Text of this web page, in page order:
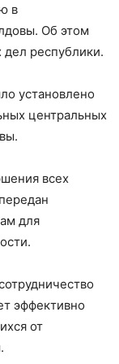
в
Об этом
республики.
установлено
центральных
всех
для
эффективно
от